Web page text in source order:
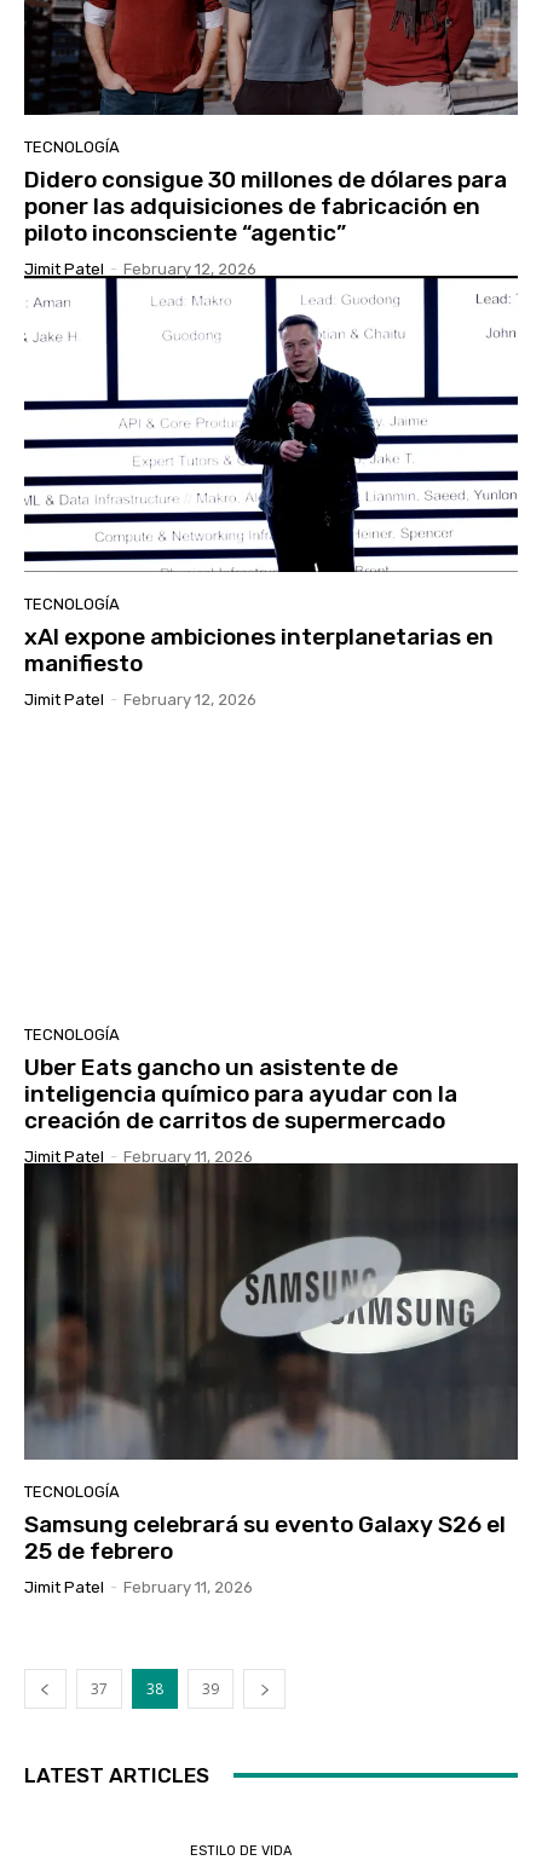
TECNOLOGÍA
Didero consigue 30 millones de dólares para
poner las adquisiciones de fabricación en
piloto inconsciente “agentic”
Jimit Patel - February 12, 2026
TECNOLOGÍA
xAI expone ambiciones interplanetarias en
manifiesto
Jimit Patel - February 12, 2026
TECNOLOGÍA
Uber Eats gancho un asistente de
inteligencia químico para ayudar con la
creación de carritos de supermercado
Jimit Patel - February 11, 2026
TECNOLOGÍA
Samsung celebrará su evento Galaxy S26 el
25 de febrero
Jimit Patel - February 11, 2026
37 38 39
LATEST ARTICLES
ESTILO DE VIDA